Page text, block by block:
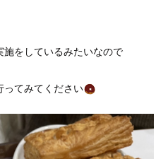
施をしているみたいなので
ってみてください